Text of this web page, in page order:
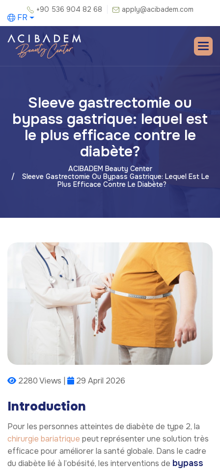
+90 536 904 82 68 apply@acibadem.com
FR
Sleeve gastrectomie ou
bypass gastrique: lequel est
le plus efficace contre le
diabète?
ACIBADEM Beauty Center
Sleeve Gastrectomie Ou Bypass Gastrique: Lequel Est Le
Plus Efficace Contre Le Diabète?
2280 Views | 29 April 2026
Introduction
Pour les personnes atteintes de diabète de type 2, la
chirurgie bariatrique peut représenter une solution très
efficace pour améliorer la santé globale. Dans le cadre
du diabète lié à l’obésité, les interventions de bypass